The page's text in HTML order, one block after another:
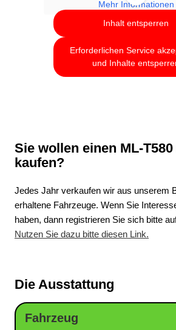
Mehr Informationen
Inhalt entsperren
Erforderlichen Service
und Inhalte
Sie wollen einen ML-
kaufen?
Jedes Jahr verkaufen wir aus unserem
erhaltene Fahrzeuge. Wenn Sie
haben, dann registrieren Sie sich bitte
Nutzen Sie dazu bitte diesen Link.
Die Ausstattung
Fahrzeug